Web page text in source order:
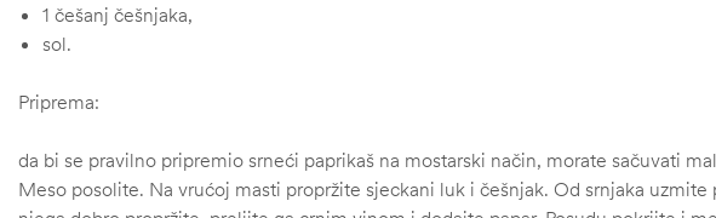
1 češanj češnjaka,
sol.
Priprema:
da bi se pravilno pripremio srneći paprikaš na mostarski način, morate sačuvati
Meso posolite. Na vrućoj masti propržite sjeckani luk i češnjak. Od srnjaka